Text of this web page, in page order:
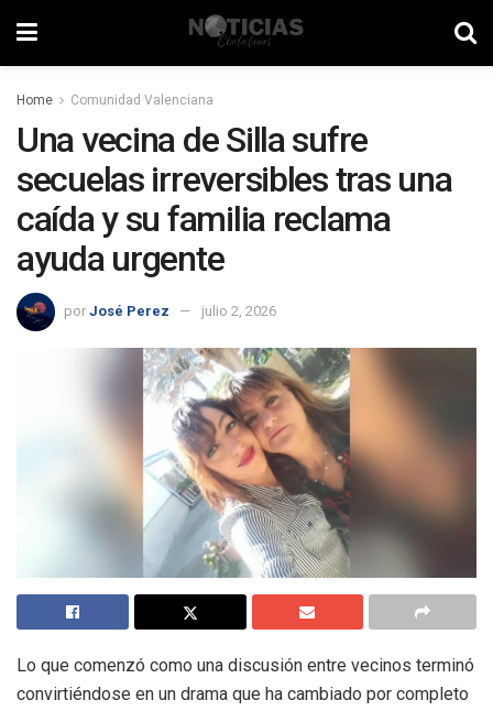
Home Comunidad Valenciana
Una vecina de Silla sufre
secuelas irreversibles tras una
caída y su familia reclama
ayuda urgente
por José Perez julio 2, 2026
Lo que comenzó como una discusión entre vecinos terminó
convirtiéndose en un drama que ha cambiado por completo